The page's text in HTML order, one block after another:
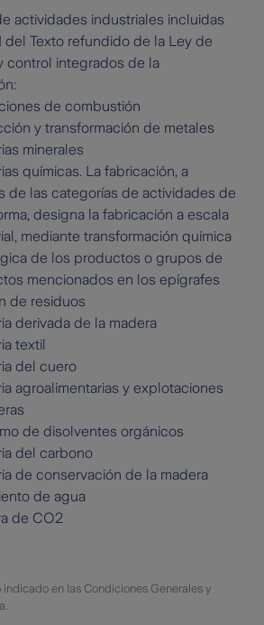
actividades industriales incluidas
del Texto refundido de la Ley de
control integrados de la
de combustión
y transformación de metales
minerales
químicas. La fabricación, a
de las categorías de actividades de
designa la fabricación a escala
mediante transformación química
de los productos o grupos de
mencionados en los epígrafes
de residuos
derivada de la madera
textil
del cuero
agroalimentarias y explotaciones
de disolventes orgánicos
del carbono
de conservación de la madera
de agua
de CO2
indicado en las Condiciones Generales y